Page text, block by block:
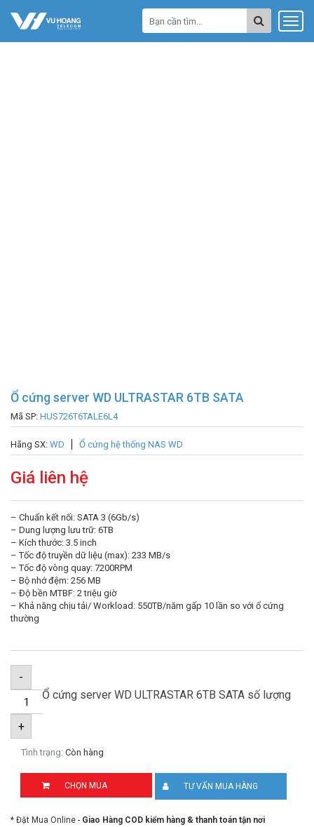
Ổ cứng server WD ULTRASTAR 6TB SATA
Mã SP: HUS726T6TALE6L4
Hãng SX: WD Ổ cứng hệ thống NAS WD
Giá liên hệ
– Chuẩn kết nối: SATA 3 (6Gb/s)
– Dung lượng lưu trữ: 6TB
– Kích thước: 3.5 inch
– Tốc độ truyền dữ liệu (max): 233 MB/s
– Tốc độ vòng quay: 7200RPM
– Bộ nhớ đệm: 256 MB
– Độ bền MTBF: 2 triệu giờ
– Khả năng chịu tải/ Workload: 550TB/năm gấp 10 lần so với ổ cứng
thường
-
Ổ cứng server WD ULTRASTAR 6TB SATA số lượng
+
Tình trạng: Còn hàng
CHỌN MUA TƯ VẤN MUA HÀNG
* Đặt Mua Online - Giao Hàng COD kiểm hàng & thanh toán tận nơi